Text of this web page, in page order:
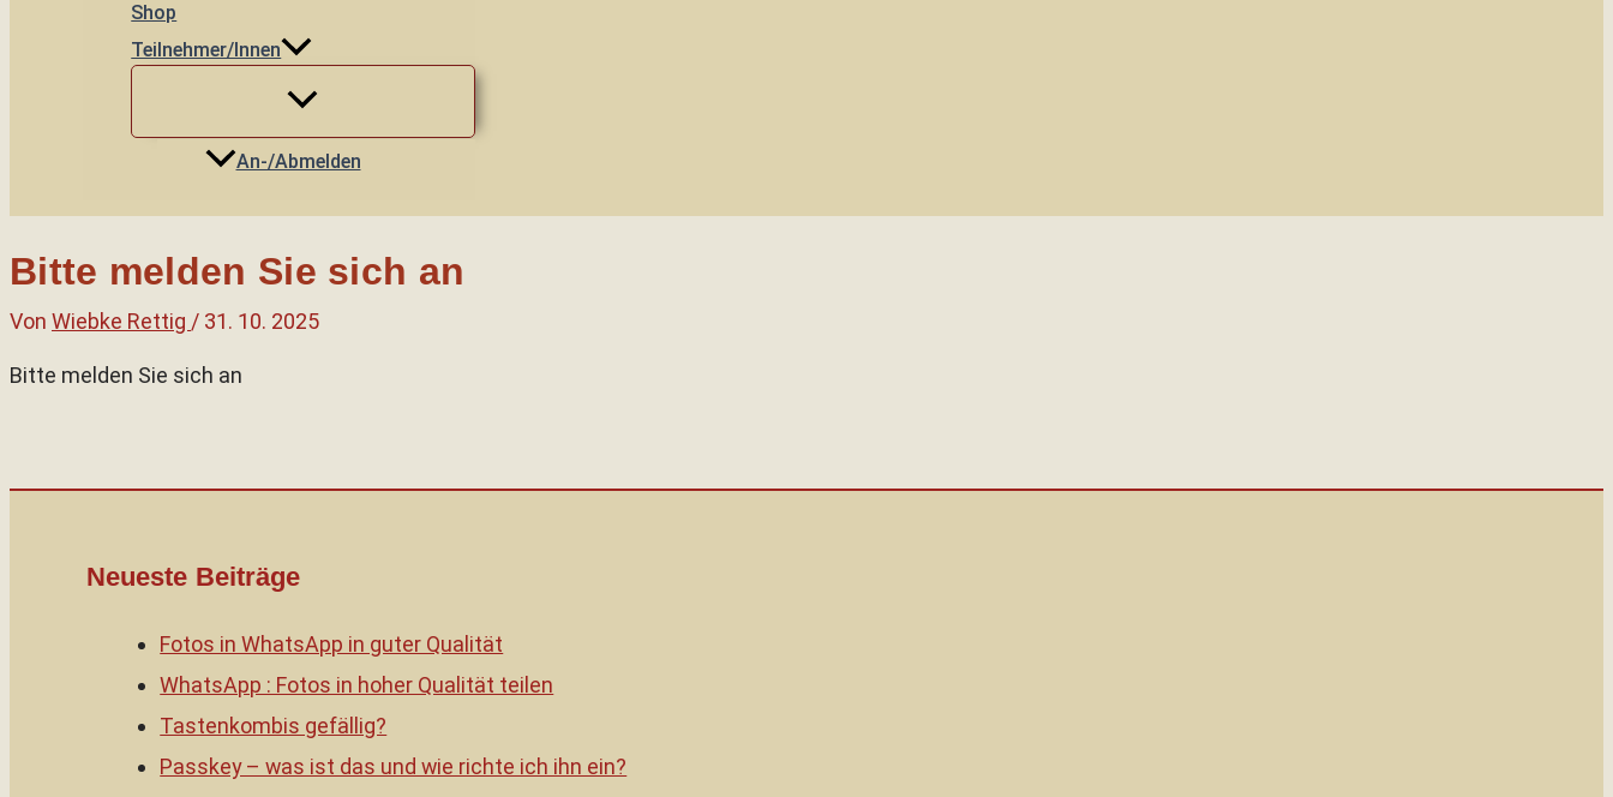
Shop
Teilnehmer/innen
An-/Abmelden
Bitte melden Sie sich an
Von Wiebke Rettig / 31. 10. 2025
Bitte melden Sie sich an
Neueste Beiträge
Fotos in WhatsApp in guter Qualität
WhatsApp : Fotos in hoher Qualität teilen
Tastenkombis gefällig?
Passkey – was ist das und wie richte ich ihn ein?